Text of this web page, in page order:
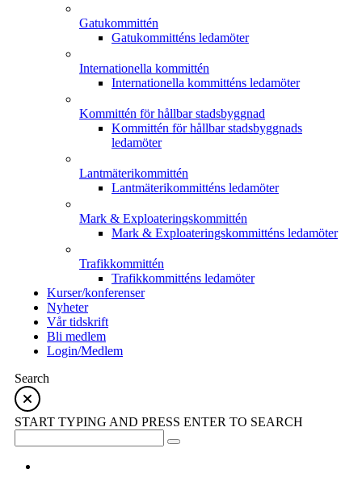
Gatukommittén
Gatukommitténs ledamöter
Internationella kommittén
Internationella kommitténs ledamöter
Kommittén för hållbar stadsbyggnad
Kommittén för hållbar stadsbyggnads
ledamöter
Lantmäterikommittén
Lantmäterikommitténs ledamöter
Mark & Exploateringskommittén
Mark & Exploateringskommitténs ledamöter
Trafikkommittén
Trafikkommitténs ledamöter
Kurser/konferenser
Nyheter
Vår tidskrift
Bli medlem
Login/Medlem
Search
START TYPING AND PRESS ENTER TO SEARCH